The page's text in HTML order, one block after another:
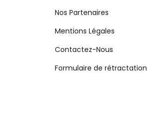
Nos Partenaires
Mentions Légales
Contactez-Nous
Formulaire de rétractation